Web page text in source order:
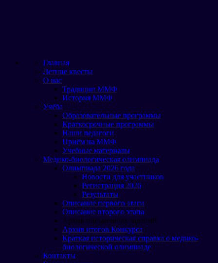
Главная
Летние квесты
О нас
Традиции ММФ
История ММФ
Учёба
Образовательные программы
Краткосрочные программы
Наши педагоги
Приём на ММФ
Учебные материалы
Медико-биологическая олимпиада
Олимпиада 2026 года
Новости для участников
Регистрация 2026
Результаты
Описание первого этапа
Описание второго этапа
Архив письменных заданий
Архив итогов Конкурса
Краткая историческая справка о медико-
биологической олимпиаде
Контакты